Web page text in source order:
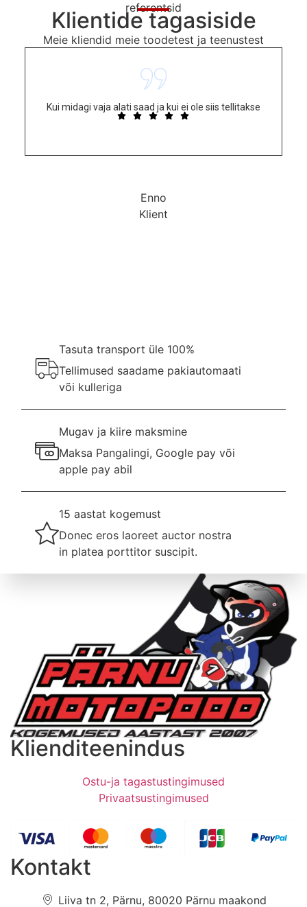
referentsid
Klientide tagasiside
Meie kliendid meie toodetest ja teenustest
Enno
Klient
Kui midagi vaja alati saad ja kui ei ole siis tellitakse
Tasuta transport üle 100%
Tellimused saadame pakiautomaati
või kulleriga
Mugav ja kiire maksmine
Maksa Pangalingi, Google pay või
apple pay abil
15 aastat kogemust
Donec eros laoreet auctor nostra
in platea porttitor suscipit.
Klienditeenindus
Ostu-ja tagastustingimused
Privaatsustingimused
Kontakt
Liiva tn 2, Pärnu, 80020 Pärnu maakond